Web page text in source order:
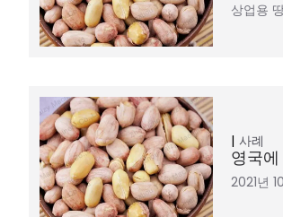
상업용
사례
영국
2021년